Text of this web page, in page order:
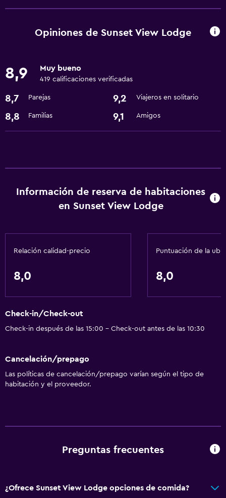
Microondas
Secador de pelo
Lavandería
Lavandería
Servicios y facilidades
Servicio de habitaciones
Servicios básicos
Wifi gratis
Opiniones de Sunset View Lodge
8,9 Muy bueno
419 calificaciones verificadas
8,7 Parejas 9,2 Viajeros en solitario
8,8 Familias 9,1 Amigos
Información de reserva de habitaciones
en Sunset View Lodge
Relación calidad-precio
8,0
Puntuación de la
8,0
Check-in/Check-out
Check-in después de las 15:00 - Check-out antes de las 10:30
Cancelación/prepago
Las políticas de cancelación/prepago varían según el tipo de
habitación y el proveedor.
Preguntas frecuentes
¿Ofrece Sunset View Lodge opciones de comida?